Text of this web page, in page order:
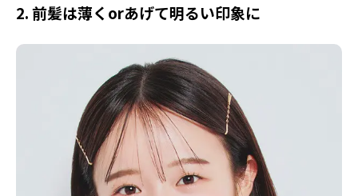
2. 前髪は薄くorあげて明るい印象に